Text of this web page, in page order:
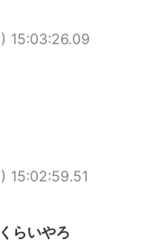
15:03:26.09
15:02:59.51
らいやろ